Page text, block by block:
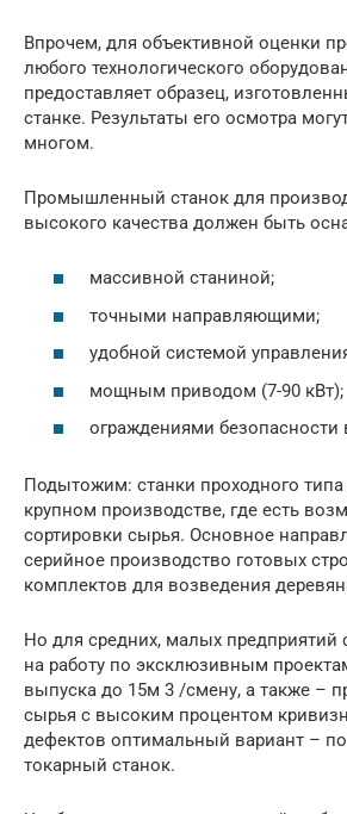
Впрочем, для объективной оценки
любого технологического
предоставляет образец,
станке. Результаты его осмотра
многом.
Промышленный станок для
высокого качества должен быть
массивной станиной;
точными направляющими;
удобной системой
мощным приводом (7-90 кВт);
ограждениями безопасности
Подытожим: станки проходного
крупном производстве, где есть
сортировки сырья. Основное
серийное производство готовых
комплектов для возведения
Но для средних, малых предприятий
на работу по эксклюзивным
выпуска до 15м 3 /смену, а также –
сырья с высоким процентом
дефектов оптимальный вариант –
токарный станок.